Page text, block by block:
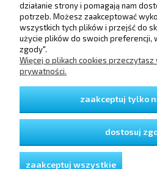
POMOC
DOSTAWA I
GWARANCJA I
O FIRMIE
działanie strony i pomagają nam
potrzeb. Możesz zaakceptować
wszystkich tych plików i przejść do
użycie plików do swoich preferencji,
zgody".
Więcej o plikach cookies
prywatności.
zaakceptuj tylko
dostosuj
zaakceptuj wszystkie